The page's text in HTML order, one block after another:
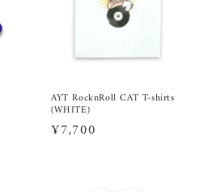
AYT RocknRoll CAT T-shirts
(WHITE)
Regular
¥7,700